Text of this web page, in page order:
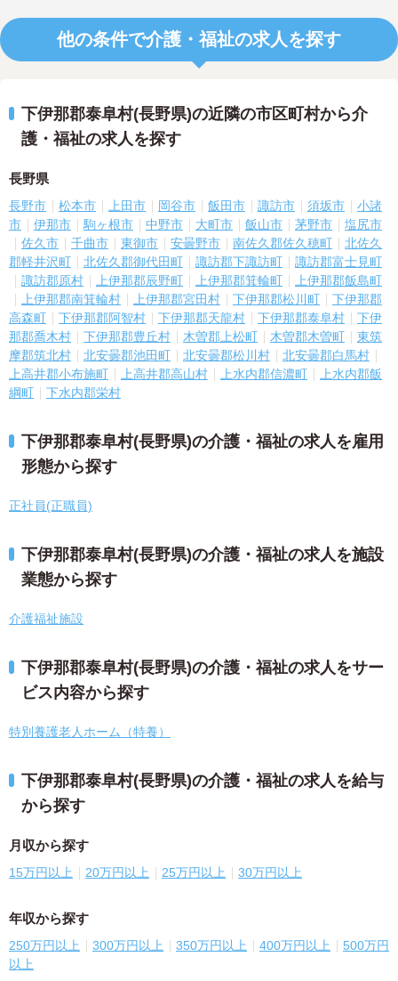
他の条件で介護・福祉の求人を探す
下伊那郡泰阜村(長野県)の近隣の市区町村から介
護・福祉の求人を探す
長野県
長野市 松本市 上田市 岡谷市 飯田市 諏訪市 須坂市
小諸
市
伊那市 駒ヶ根市 中野市 大町市 飯山市 茅野市
塩尻市
佐久市
千曲市 東御市 安曇野市 南佐久郡佐久穂町
北佐久
郡軽井沢町
北佐久郡御代田町 諏訪郡下諏訪町
諏訪郡富士見町
諏訪郡原村
上伊那郡辰野町 上伊那郡箕輪町
上伊那郡飯島町
上伊那郡南箕輪村
上伊那郡宮田村 下伊那郡松川町
下伊那郡
高森町
下伊那郡阿智村 下伊那郡天龍村 下伊那郡泰阜村
下伊
那郡喬木村
下伊那郡豊丘村 木曽郡上松町 木曽郡木曽町
東筑
摩郡筑北村
北安曇郡池田町 北安曇郡松川村
北安曇郡白馬村
上高井郡小布施町
上高井郡高山村 上水内郡信濃町
上水内郡飯
綱町
下水内郡栄村
下伊那郡泰阜村(長野県)の介護・福祉の求人を雇用
形態から探す
正社員(正職員)
下伊那郡泰阜村(長野県)の介護・福祉の求人を施設
業態から探す
介護福祉施設
下伊那郡泰阜村(長野県)の介護・福祉の求人をサー
ビス内容から探す
特別養護老人ホーム（特養）
下伊那郡泰阜村(長野県)の介護・福祉の求人を給与
から探す
月収から探す
15万円以上 20万円以上 25万円以上 30万円以上
年収から探す
250万円以上 300万円以上 350万円以上 400万円以上
500万円
以上